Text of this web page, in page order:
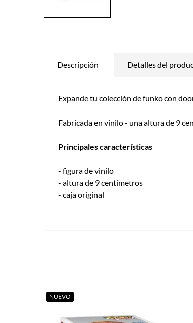
Descripción Detalles del
Expande tu colección de funko con
Fabricada en vinilo - una altura de 9
Principales características
- figura de vinilo
- altura de 9 centímetros
- caja original
NUEVO